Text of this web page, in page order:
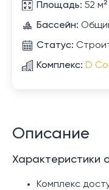
Площадь: 52 м²
Бассейн:
Статус:
Комплекс: D
Описание
Характеристики
Комплекс